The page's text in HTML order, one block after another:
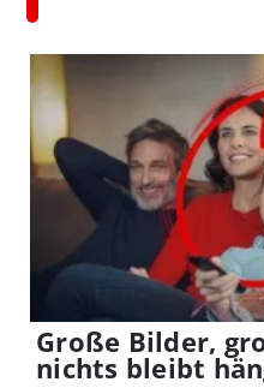
Große Bilder,
nichts bleibt